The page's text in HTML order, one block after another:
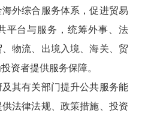
综合服务体系，促进贸易
平台与服务，统筹外事、法
物流、出境入境、海关、贸
资者提供服务保障。
有关部门提升公共服务能
法律法规、政策措施、投资